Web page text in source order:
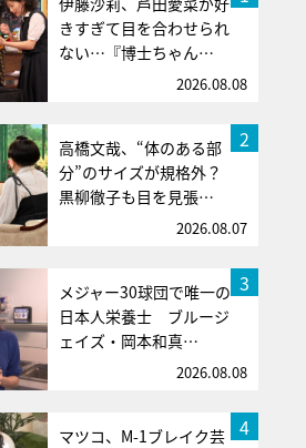
きすぎて目を合わせられ
ない…『博士ちゃん…
2026.08.08
2
高橋文哉、“体のある部
分”のサイズが規格外？
黒柳徹子も目を見張…
2026.08.07
3
メジャー30球団で唯一の
日本人栄養士 ブルージ
ェイズ・岡本和真…
2026.08.08
4
マツコ、M-1ブレイク芸